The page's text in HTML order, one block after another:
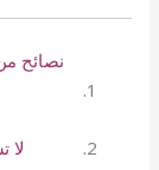
نصائح